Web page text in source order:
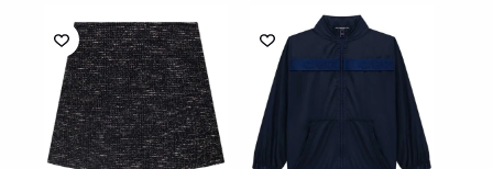
The
options
may
be
chosen
on
the
product
The
options
may